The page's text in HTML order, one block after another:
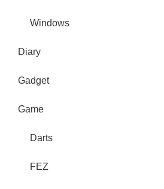
Windows
Diary
Gadget
Game
Darts
FEZ